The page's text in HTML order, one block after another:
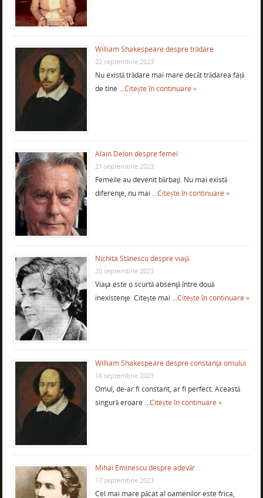
William Shakespeare despre trădare
22 septembrie 2023
Nu există trădare mai mare decât trădarea față
de tine …Citește în continuare »
Alain Delon despre femei
21 septembrie 2023
Femeile au devenit bărbaţi. Nu mai există
diferenţe, nu mai …Citește în continuare »
Nichita Stănescu despre viaţă
20 septembrie 2023
Viaţa este o scurtă absenţă între două
inexistenţe. Citește mai …Citește în continuare »
William Shakespeare despre constanţa omului
18 septembrie 2023
Omul, de-ar fi constant, ar fi perfect. Această
singură eroare …Citește în continuare »
Mihai Eminescu despre adevăr
17 septembrie 2023
Cel mai mare păcat al oamenilor este frica,